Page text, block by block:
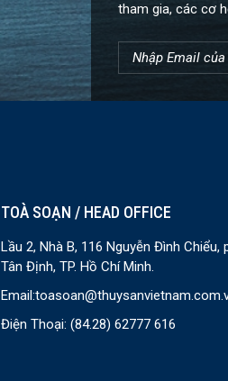
tham gia, các cơ
TOÀ SOẠN / HEAD OFFICE
Lầu 2, Nhà B, 116 Nguyễn Đình Chiểu,
Tân Định, TP. Hồ Chí Minh.
Email:
Điện Thoại: (84.28) 62777 616